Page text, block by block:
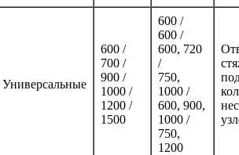
Универсальные
600 /
700 /
900 /
1000 /
1200 /
1500
600 /
600 /
600, 720
/
750,
1000 /
600, 900,
1000 /
750,
1200